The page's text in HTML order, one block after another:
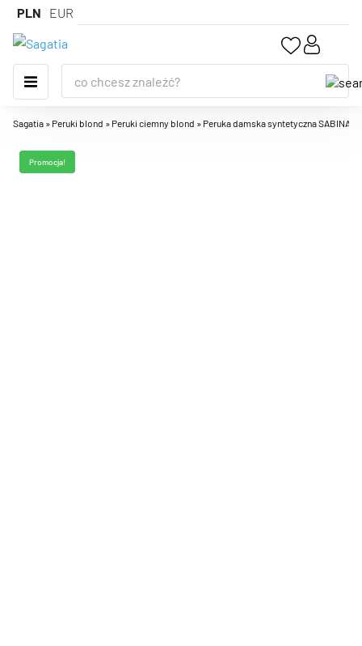
PLN EUR
Sagatia » Peruki blond » Peruki ciemny blond » Peruka damska syntetyczna SABINA,
Promocja!